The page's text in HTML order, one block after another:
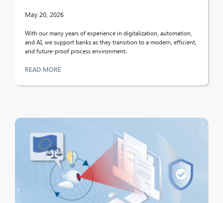
May 20, 2026
With our many years of experience in digitalization, automation,
and AI, we support banks as they transition to a modern, efficient,
and future-proof process environment.
READ MORE